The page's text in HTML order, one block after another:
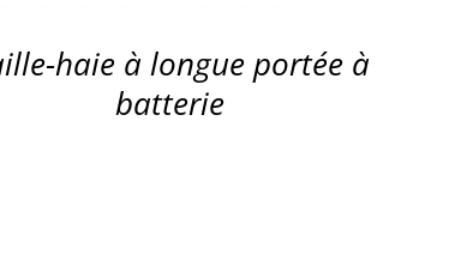
haie à longue portée à
batterie